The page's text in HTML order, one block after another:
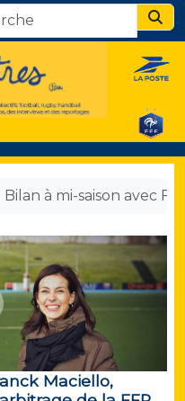
Bilan à mi-saison avec
Maciello,